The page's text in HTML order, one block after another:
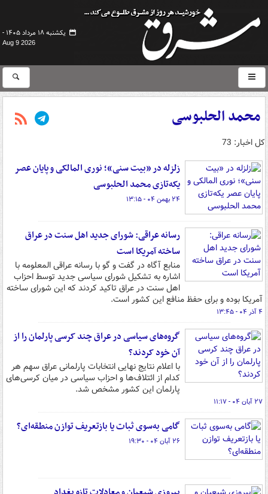
یکشنبه ۱۸ مرداد ۱۴۰۵ -
Aug 9 2026
محمد الحلبوسی
کل اخبار: 73
زلزله در «بیت سنی»؛ نوری المالکی و پایان عصر
یکه‌تازی محمد الحلبوسی
۲۴ بهمن ۰۴ - ۱۳:۱۵
رسانه عراقی: شورای جدید اهل سنت در عراق
ساخته آمریکا است
منابع آگاه در گفت و گو با رسانه عراقی المعلومه با
اشاره به تشکیل شورای سیاسی جدید توسط احزاب
اهل سنت در عراق تاکید کردند که این شورای ساخته
آمریکا بوده و برای حفظ منافع این کشور است.
۴ آذر ۰۴ - ۱۳:۴۵
گروه‌های سیاسی در عراق چند کرسی پارلمان را از
آن خود کردند؟
با اعلام نتایج نهایی انتخابات پارلمانی عراق سهم هر
کدام از ائتلاف‌ها و احزاب سیاسی در میان کرسی‌های
پارلمان این کشور مشخص شد.
۲۷ آبان ۰۴ - ۱۱:۱۷
گامی به‌سوی ثبات یا بازتعریف توازن منطقه‌ای؟
۲۶ آبان ۰۴ - ۱۹:۳۰